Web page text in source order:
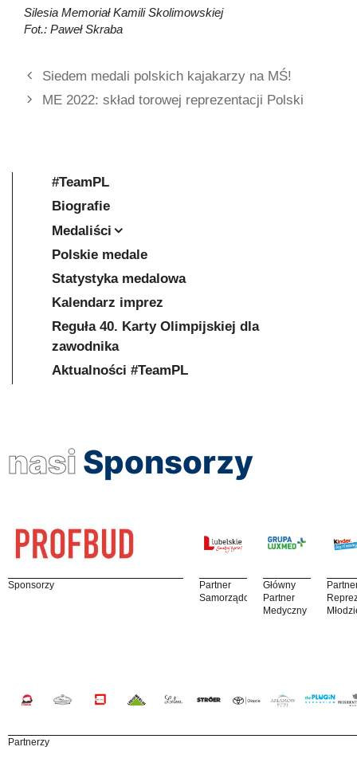
Silesia Memoriał Kamili Skolimowskiej
Fot.: Paweł Skraba
Siedem medali polskich kajakarzy na MŚ!
ME 2022: skład torowej reprezentacji Polski
#TeamPL
Biografie
Medaliści
Polskie medale
Statystyka medalowa
Kalendarz imprez
Reguła 40. Karty Olimpijskiej dla
zawodnika
Aktualności #TeamPL
nasi Sponsorzy
Sponsorzy
Partner
Samorządowy
Główny
Partner
Medyczny
Partnerzy